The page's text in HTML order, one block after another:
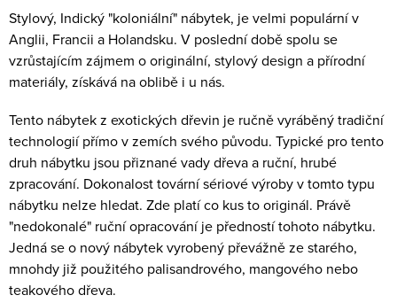
c
í
p
r
k
y
v
ý
p
i
s
u
á
n
k
o
v
á
n
í
Stylový, Indický "koloniální" nábytek, je velmi populární v
Anglii, Francii a Holandsku. V poslední době spolu se
vzrůstajícím zájmem o originální, stylový design a přírodní
materiály, získává na oblibě i u nás.
Tento nábytek z exotických dřevin je ručně vyráběný tradiční
technologií přímo v zemích svého původu. Typické pro tento
druh nábytku jsou přiznané vady dřeva a ruční, hrubé
zpracování. Dokonalost tovární sériové výroby v tomto typu
nábytku nelze hledat. Zde platí co kus to originál. Právě
"nedokonalé" ruční opracování je předností tohoto nábytku.
Jedná se o nový nábytek vyrobený převážně ze starého,
mnohdy již použitého palisandrového, mangového nebo
teakového dřeva.